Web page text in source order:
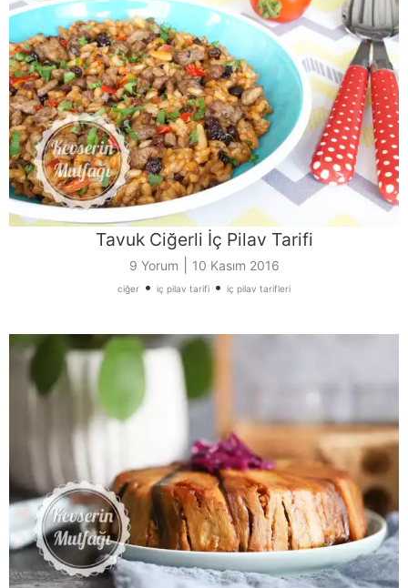
Tavuk Ciğerli İç Pilav Tarifi
9 Yorum 10 Kasım 2016
ciğer • iç pilav tarifi • iç pilav tarifleri